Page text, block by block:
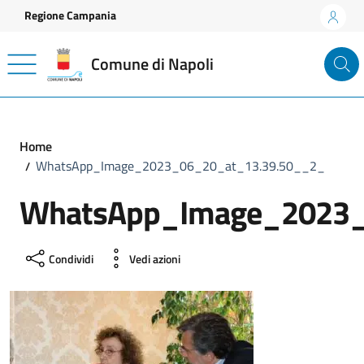
Vai ai contenuti
Vai al footer
Regione Campania
Comune di Napoli
Home
WhatsApp_Image_2023_06_20_at_13.39.50__2_
Condividi Vedi azioni